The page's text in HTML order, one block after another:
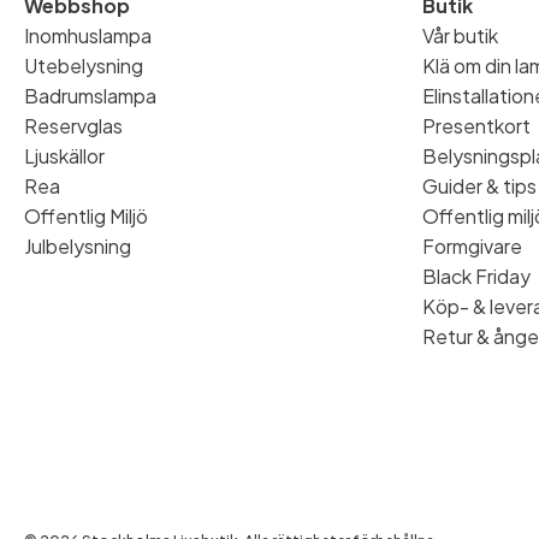
Webbshop
Inomhuslampa
Utebelysning
Badrumslampa
Reservglas
Ljuskällor
Rea
Offentlig Miljö
Julbelysning
Butik
Vår butik
Klä om din
Presentkort
Guider & tips
Offentlig
Formgivare
Black Friday
Köp- &
Retur &